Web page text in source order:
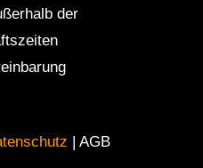
der
| AGB